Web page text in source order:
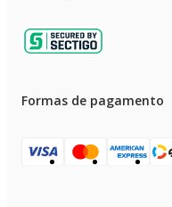
Formas de pagamento